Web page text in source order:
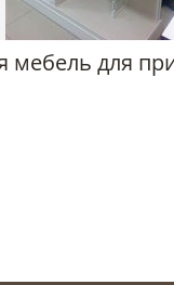
мебель для